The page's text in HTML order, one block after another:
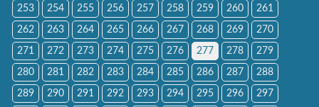
253 254 255 256 257 258 259 260 261
262 263 264 265 266 267 268 269 270
271 272 273 274 275 276 277 278 279
280 281 282 283 284 285 286 287 288
289 290 291 292 293 294 295 296 297